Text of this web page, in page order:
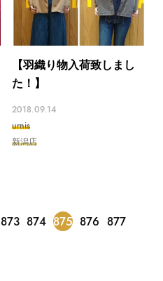
【羽織り物入荷致しまし
た！】
2018.09.14
urnis
新潟店
873 874 875 876 877